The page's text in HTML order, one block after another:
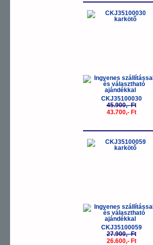
-5%
CKJ35100030
45.900,- Ft
43.700,- Ft
-5%
CKJ35100059
27.900,- Ft
26.600,- Ft